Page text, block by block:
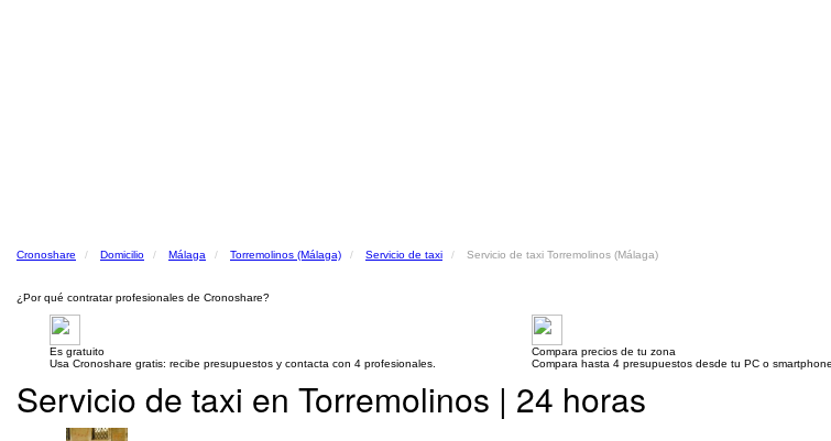
Cronoshare Domicilio Málaga Torremolinos (Málaga) Servicio de taxi Servicio de taxi Torremolinos (Málaga)
¿Por qué contratar profesionales de Cronoshare?
Es gratuito
Usa Cronoshare gratis: recibe presupuestos y contacta con 4 profesionales.
Compara precios de tu zona
Compara hasta 4 presupuestos desde tu PC o
Servicio de taxi en Torremolinos | 24 horas